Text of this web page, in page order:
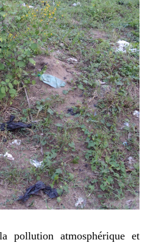
pollution atmosphérique et